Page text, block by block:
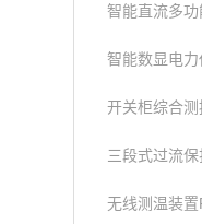
智能直流多
智能数显电力
开关柜综合
三段式过流
无线测温装置